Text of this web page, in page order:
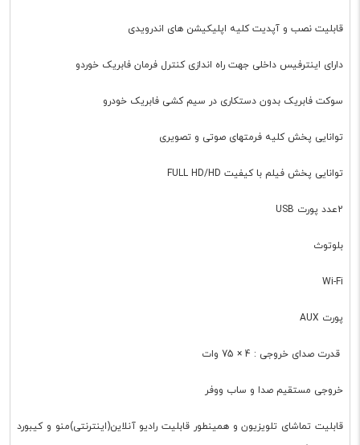
قابلیت نصب و آپدیت کلیه اپلیکیشن های اندرویدی
دارای اینترفیس داخلی جهت راه اندازی کنترل فرمان فابریک خوردو
سوکت فابریک بدون دستکاری در سیم کشی فابریک خودرو
توانایی پخش کلیه فرمتهای صوتی و تصویری
توانایی پخش فیلم با کیفیت FULL HD/HD
2عدد پورت USB
بلوتوث
Wi-Fi
پورت AUX
قدرت صدای خروجی : 4 × 75 وات
خروجی مستقیم صدا و ساب ووفر
قابلیت تماشای تلویزیون و همینطور قابلیت رادیو آنلاین(اینترنتی)منو و کیبورد